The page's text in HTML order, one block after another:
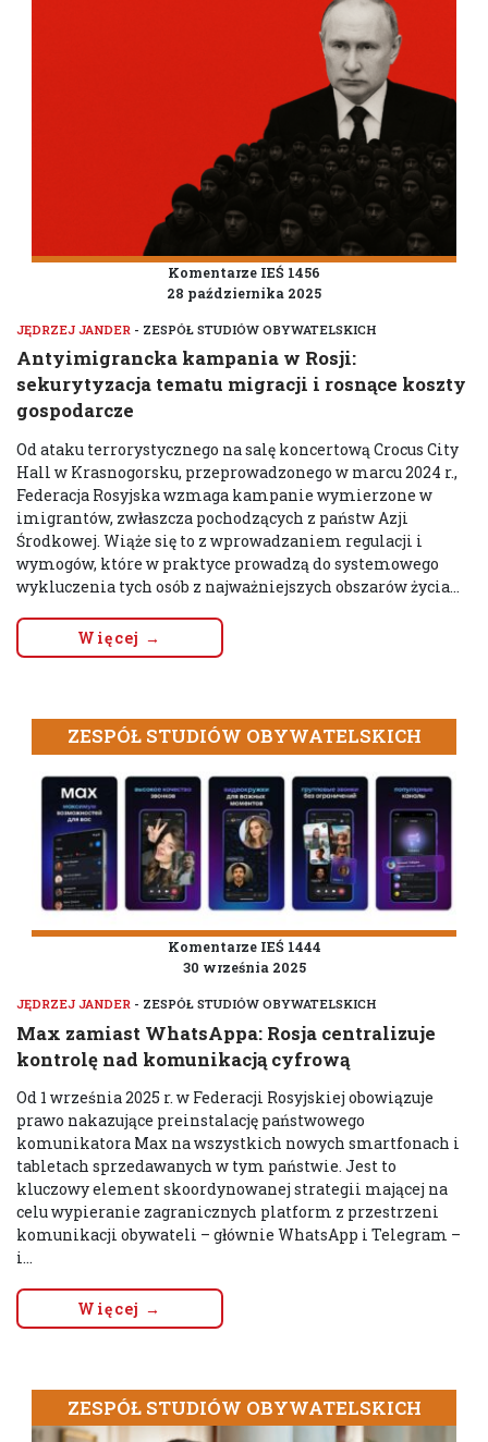
Komentarze IEŚ 1456
28 października 2025
JĘDRZEJ JANDER - ZESPÓŁ STUDIÓW OBYWATELSKICH
Antyimigrancka kampania w Rosji:
sekurytyzacja tematu migracji i rosnące koszty
gospodarcze
Od ataku terrorystycznego na salę koncertową Crocus City
Hall w Krasnogorsku, przeprowadzonego w marcu 2024 r.,
Federacja Rosyjska wzmaga kampanie wymierzone w
imigrantów, zwłaszcza pochodzących z państw Azji
Środkowej. Wiąże się to z wprowadzaniem regulacji i
wymogów, które w praktyce prowadzą do systemowego
wykluczenia tych osób z najważniejszych obszarów życia...
Więcej →
ZESPÓŁ STUDIÓW OBYWATELSKICH
Komentarze IEŚ 1444
30 września 2025
JĘDRZEJ JANDER - ZESPÓŁ STUDIÓW OBYWATELSKICH
Max zamiast WhatsAppa: Rosja centralizuje
kontrolę nad komunikacją cyfrową
Od 1 września 2025 r. w Federacji Rosyjskiej obowiązuje
prawo nakazujące preinstalację państwowego
komunikatora Max na wszystkich nowych smartfonach i
tabletach sprzedawanych w tym państwie. Jest to
kluczowy element skoordynowanej strategii mającej na
celu wypieranie zagranicznych platform z przestrzeni
komunikacji obywateli – głównie WhatsApp i Telegram –
i...
Więcej →
ZESPÓŁ STUDIÓW OBYWATELSKICH